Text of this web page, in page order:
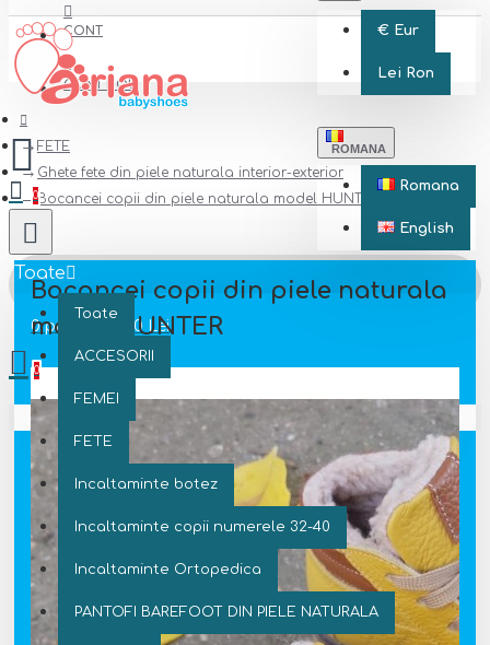
CONT
CONT NOU
€ Eur
Lei Ron
ROMANA
Romana
English
0
Toate
Toate
ACCESORII
FEMEI
FETE
Incaltaminte botez
Incaltaminte copii numerele 32-40
Incaltaminte Ortopedica
PANTOFI BAREFOOT DIN PIELE NATURALA
0 produs(e) - 0 Lei
0
Coșul este gol!
FETE
Ghete fete din piele naturala interior-exterior
Bocancei copii din piele naturala model HUNTER
Bocancei copii din piele naturala
model HUNTER